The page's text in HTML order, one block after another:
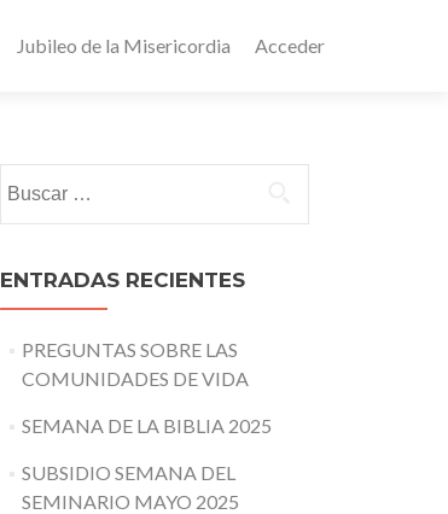
Jubileo de la Misericordia Acceder
ENTRADAS RECIENTES
PREGUNTAS SOBRE LAS
COMUNIDADES DE VIDA
SEMANA DE LA BIBLIA 2025
SUBSIDIO SEMANA DEL
SEMINARIO MAYO 2025